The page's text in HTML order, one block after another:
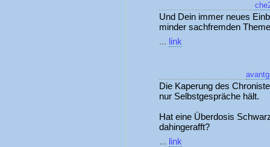
Und Dein immer neues
minder sachfremden
... link
Die Kaperung des
nur Selbstgespräche hält.
Hat eine Überdosis
dahingerafft?
... link